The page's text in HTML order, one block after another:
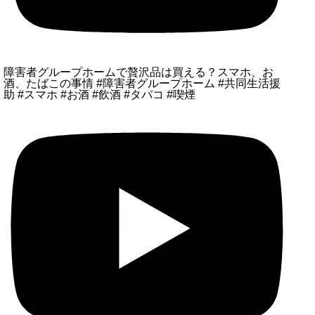
障害者グループホームで贅沢品は買える？スマホ、お
酒、たばこの事情 #障害者グループホーム #共同生活援
助 #スマホ #お酒 #飲酒 #タバコ #喫煙